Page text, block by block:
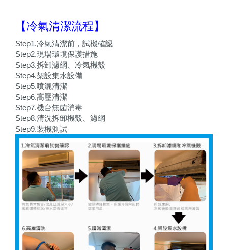
【冷氣清潔流程】
Step1.冷氣清潔前，試機確認
Step2.現場環境保護措施
Step3.拆卸濾網、冷氣機殼
Step4.架設集水設備
Step5.噴灑清潔
Step6.高壓清潔
Step7.機台無菌消毒
Step8.清洗拆卸機殼、濾網
Step9.裝機測試